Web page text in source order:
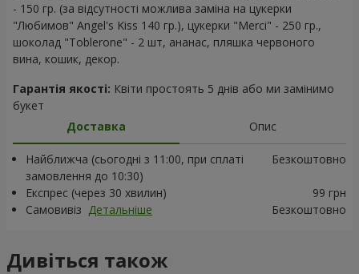
- 150 гр. (за відсутності можлива заміна на цукерки
"Любимов" Angel's Kiss 140 гр.), цукерки "Merci" - 250 гр.,
шоколад "Toblerone" - 2 шт, ананас, пляшка червоного
вина, кошик, декор.
Гарантія якості: Квіти простоять 5 днів або ми замінимо
букет
Доставка
Опис
Найближча (сьогодні з 11:00, при сплаті
замовлення до 10:30)
Безкоштовно
Експрес (через 30 хвилин)
99 грн
Самовивіз Детальніше Безкоштовно
Дивіться також